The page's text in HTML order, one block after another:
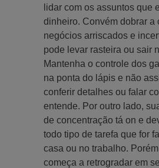
lidar com os assuntos que
dinheiro. Convém dobrar a
negócios arriscados e
pode levar rasteira ou sair
Mantenha o controle dos
na ponta do lápis e não
conferir detalhes ou falar
entende. Por outro lado,
de concentração tá on e
todo tipo de tarefa que for
casa ou no trabalho.
começa a retrogradar em